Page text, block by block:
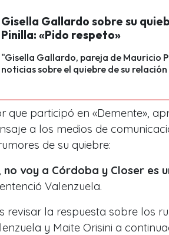
Gisella Gallardo sobre su
Pinilla: «Pido respeto»
"Gisella Gallardo, pareja de Mauricio
noticias sobre el quiebre de su
que participó en «Demente»,
a los medios de
de su quiebre:
no voy a Córdoba y Closer es
Valenzuela.
revisar la respuesta sobre los
y Maite Orisini a